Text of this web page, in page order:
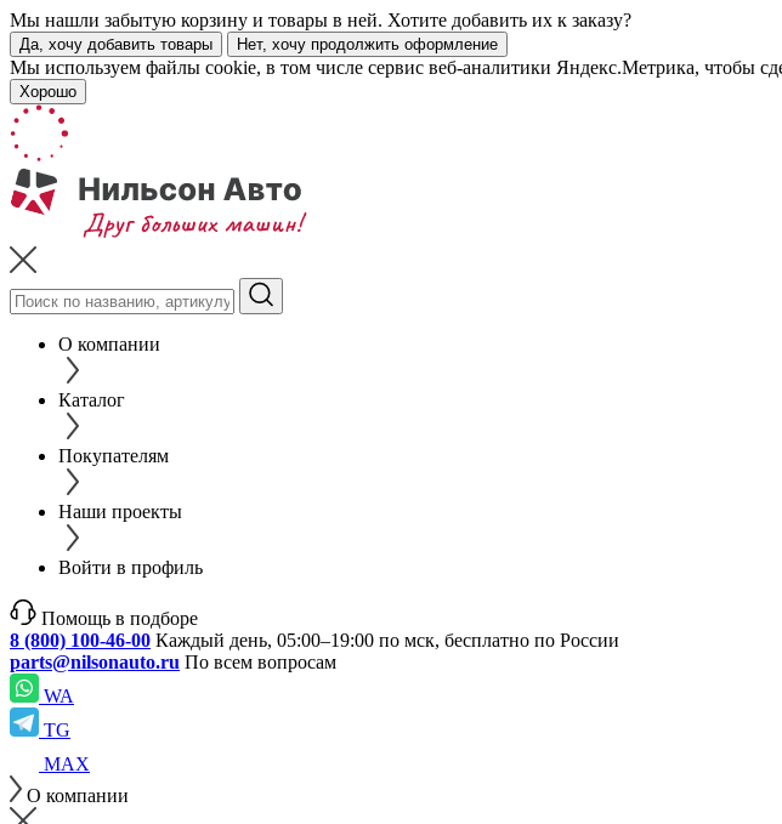
Мы нашли забытую корзину и товары в ней. Хотите добавить их к заказу?
Да, хочу добавить товары Нет, хочу продолжить оформление
Мы используем файлы cookie, в том числе сервис веб-аналитики Яндекс.Метрика, чтобы
Хорошо
О компании
Каталог
Покупателям
Наши проекты
Войти в профиль
Помощь в подборе
8 (800) 100-46-00 Каждый день, 05:00–19:00 по мск, бесплатно по России
parts@nilsonauto.ru По всем вопросам
WA
TG
MAX
О компании